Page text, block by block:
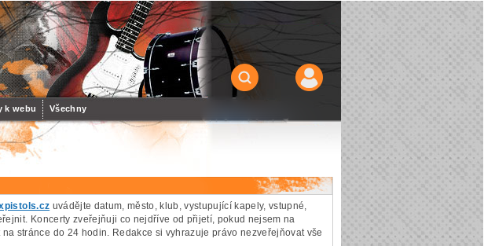
k webu Všechny
uvádějte datum, město, klub, vystupující kapely, vstupné,
Koncerty zveřejňuji co nejdříve od přijetí, pokud nejsem na
stránce do 24 hodin. Redakce si vyhrazuje právo nezveřejňovat vše